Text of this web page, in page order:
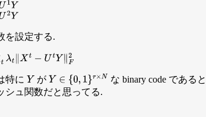
Y
Y
を設定する.
t∥X −Ut Y∥ F2
特にY がY ∈{0,1 }r×N な binary code である
シュ関数だと思ってる.